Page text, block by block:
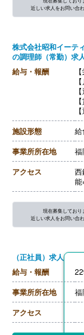
近しい求人をお問い合わ
株式会社昭和イーテ
の調理師（常勤）求
給与・報酬
【
【
【
【
【
【
【
施設形態 給
事業所所在地 福
アクセス
西
能
現在募集しており
近しい求人をお問い合わ
（正社員）求人
給与・報酬
事業所所在地 福
アクセス